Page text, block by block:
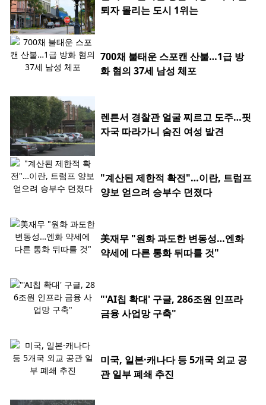
퇴자 몰리는 도시 1위는
700채 불태운 스포캔 산불…1급 방
화 혐의 37세 남성 체포
렌튼서 경찰관 얼굴 찌르고 도주…핏
자국 따라가니 숨진 여성 발견
"계산된 제한적 확전"…이란, 트럼프
양보 얻으려 승부수 던졌다
美재무 "원화 과도한 변동성…엔화
약세에 다른 통화 뒤따를 것"
"'AI칩 확대' 구글, 286조원 인프라
금융 사업망 구축"
미국, 일본·캐나다 등 5개국 외교 공
관 일부 폐쇄 추진